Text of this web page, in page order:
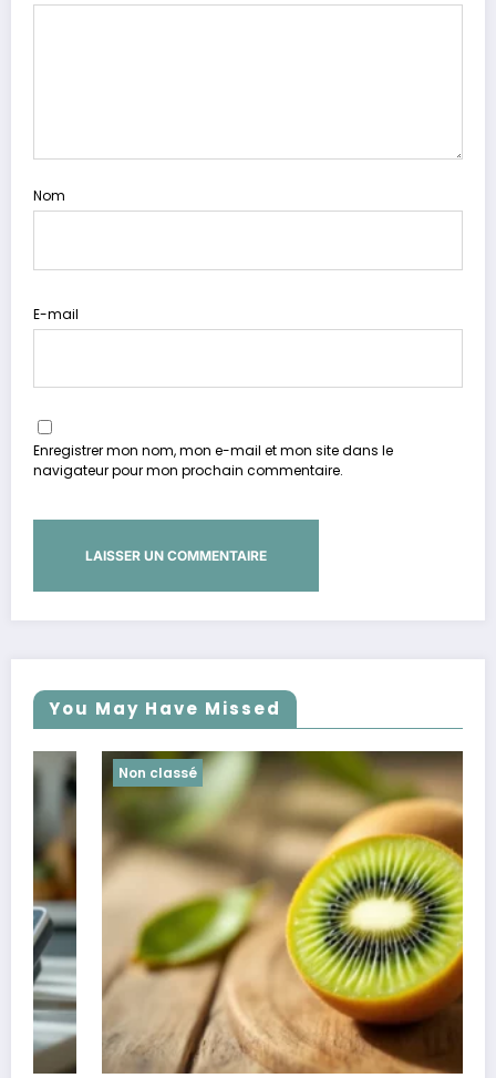
Nom
E-mail
Enregistrer mon nom, mon e-mail et mon site dans le
navigateur pour mon prochain commentaire.
You May Have Missed
Non classé